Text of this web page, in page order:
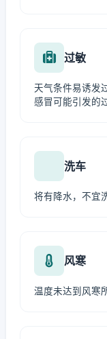
过敏
天气条件易诱发
感冒可能引发的
洗车
将有降水，不宜
风寒
温度未达到风寒